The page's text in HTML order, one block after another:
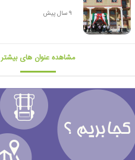
9 سال پیش
مشاهده عنوان های بیشتر